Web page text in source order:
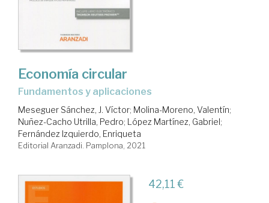
Economía circular
fundamentos y aplicaciones
Meseguer Sánchez, J. Víctor; Molina-Moreno, Valentín;
Nuñez-Cacho Utrilla, Pedro; López Martínez, Gabriel;
Fernández Izquierdo, Enriqueta
Editorial Aranzadi. Pamplona, 2021
42,11 €